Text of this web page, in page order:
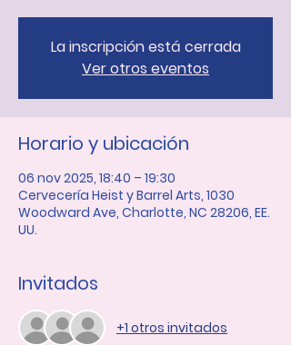
La inscripción está cerrada
Ver otros eventos
Horario y ubicación
06 nov 2025, 18:40 – 19:30
Cervecería Heist y Barrel Arts, 1030
Woodward Ave, Charlotte, NC 28206, EE.
UU.
Invitados
+1 otros invitados